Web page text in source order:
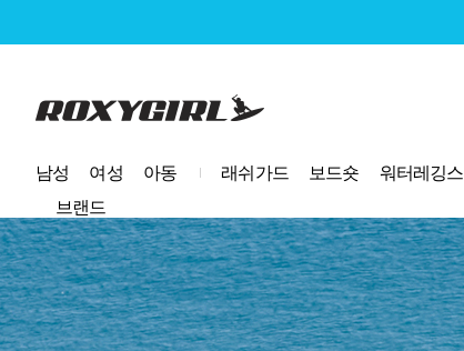
로고
남성 여성 아동 래쉬가드 보드숏 워터레깅스
브랜드